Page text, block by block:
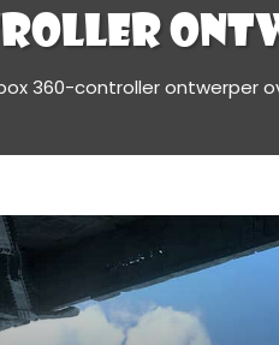
360-controller ontwerper